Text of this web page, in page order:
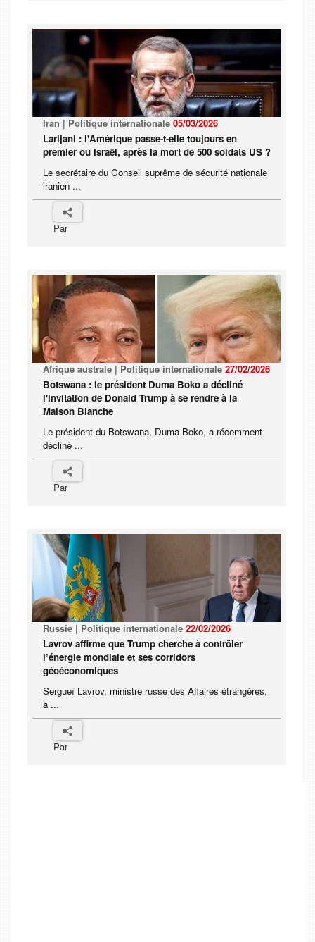
Iran | Politique internationale 05/03/2026
Larijani : l'Amérique passe-t-elle toujours en
premier ou Israël, après la mort de 500 soldats US ?
Le secrétaire du Conseil suprême de sécurité nationale
iranien ...
Par
Afrique australe | Politique internationale 27/02/2026
Botswana : le président Duma Boko a décliné
l'invitation de Donald Trump à se rendre à la
Maison Blanche
Le président du Botswana, Duma Boko, a récemment
décliné ...
Par
Russie | Politique internationale 22/02/2026
Lavrov affirme que Trump cherche à contrôler
l’énergie mondiale et ses corridors
géoéconomiques
Sergueï Lavrov, ministre russe des Affaires étrangères,
a ...
Par